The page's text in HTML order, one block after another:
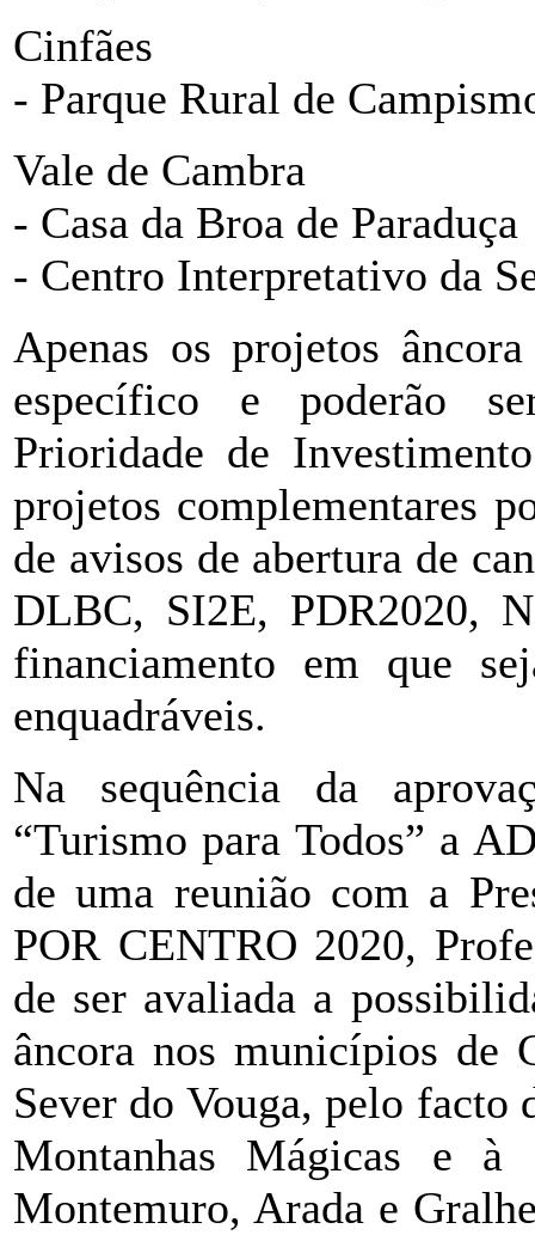
Cinfães
- Parque Rural de
Vale de Cambra
- Casa da Broa de Paraduça
- Centro Interpretativo da
Apenas os projetos
específico e poderão
Prioridade de
projetos complementares
de avisos de abertura de
DLBC, SI2E, PDR2020,
financiamento em que
enquadráveis.
Na sequência da
“Turismo para Todos” a
de uma reunião com a
POR CENTRO 2020,
de ser avaliada a
âncora nos municípios de
Sever do Vouga, pelo facto
Montanhas Mágicas e
Montemuro, Arada e